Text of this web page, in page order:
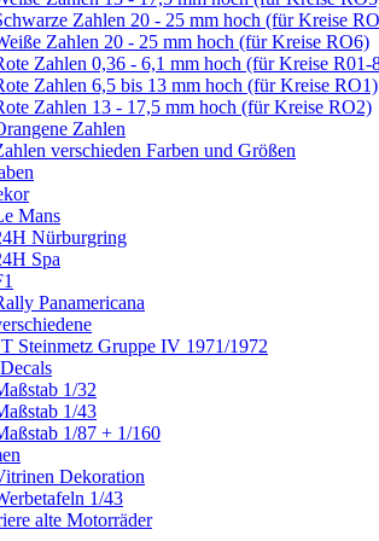
Zahlen 20 - 25 mm hoch (für Kreise
Zahlen 20 - 25 mm hoch (für Kreise RO6)
Zahlen 0,36 - 6,1 mm hoch (für Kreise R01-
Zahlen 6,5 bis 13 mm hoch (für Kreise RO1)
Zahlen 13 - 17,5 mm hoch (für Kreise RO2)
Zahlen
verschieden Farben und Größen
Mans
Nürburgring
Spa
Panamericana
Steinmetz Gruppe IV 1971/1972
1/32
1/43
1/87 + 1/160
Dekoration
1/43
alte Motorräder